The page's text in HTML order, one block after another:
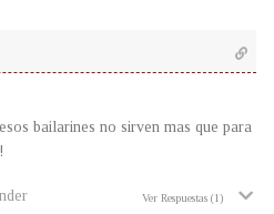
bailarines no sirven mas que para
Ver Respuestas (1)